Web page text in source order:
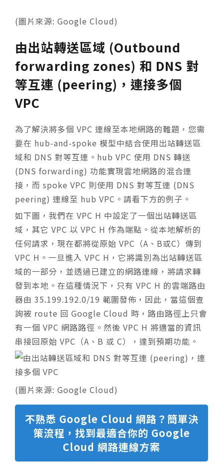
(圖片來源: Google Cloud)
由出站轉送區域 (Outbound
forwarding zones) 和 DNS 對
等互連 (peering)，連接多個
VPC
為了解決將多個 VPC 連線至本地網路的難題，您需
要在 hub-and-spoke 模型中結合使用出站轉送區
域和 DNS 對等互連。hub VPC 使用 DNS 轉送
(DNS forwarding) 功能實現雲地網路的混合連
接，而 spoke VPC 則使用 DNS 對等互連 (DNS
peering) 連線至 hub VPC。請看下方的例子。
如下圖，我們在 VPC H 中設定了一個出站轉送區
域，其它 VPC 以 VPC H 作為端點。從本地解析的
任何請求，現在都將從原始 VPC（A、B或C）傳到
VPC H。一旦進入 VPC H，它將識別為出站轉送區
域的一部分，並透過已建立的網路連線，將請求轉
發到本地。在這種情況下，只有 VPC H 的雲端路由
器由 35.199.192.0/19 範圍發佈，因此，當這個查
詢被 route 回 Google Cloud 時，路由路徑上只會
有一個 VPC 網路路徑。然後 VPC H 將適當的資訊
串接回原始 VPC（A、B 或 C），達到預期功能。
(圖片來源: Google Cloud)
不熟悉 Google Cloud 網路？簡單決
策流程，找到最適合你的 Google
Cloud 網路連線方案